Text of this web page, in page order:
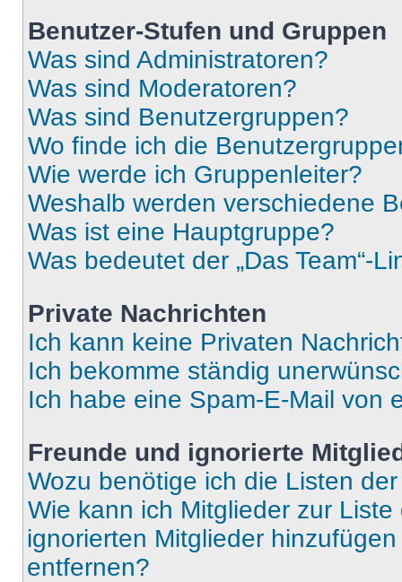
Benutzer-Stufen und Gruppen
Was sind Administratoren?
Was sind Moderatoren?
Was sind Benutzergruppen?
Wo finde ich die
Wie werde ich Gruppenleiter?
Weshalb werden verschiedene
Was ist eine Hauptgruppe?
Was bedeutet der „Das Team“-
Private Nachrichten
Ich kann keine Privaten
Ich bekomme ständig
Ich habe eine Spam-E-Mail von
Freunde und ignorierte
Wozu benötige ich die Listen
Wie kann ich Mitglieder zur
ignorierten Mitglieder
entfernen?